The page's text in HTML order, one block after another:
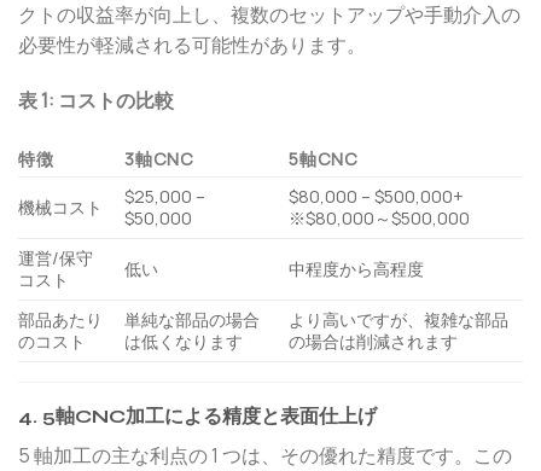
クトの収益率が向上し、複数のセットアップや手動介入の
必要性が軽減される可能性があります。
表 1: コストの比較
特徴 3軸CNC 5軸CNC
機械コスト
$25,000 –
$50,000
$80,000 – $500,000+
※$80,000～$500,000
運営/保守
コスト
低い 中程度から高程度
部品あたり
のコスト
単純な部品の場合
は低くなります
より高いですが、複雑な部品
の場合は削減されます
4. 5軸CNC加工による精度と表面仕上げ
5 軸加工の主な利点の 1 つは、その優れた精度です。この